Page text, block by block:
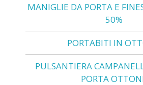
MANIGLIE DA PORTA E
50%
PORTABITI IN
PULSANTIERA
PORTA